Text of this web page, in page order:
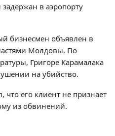
в аэропорту
бизнесмен объявлен в
Молдовы. По
Григоре Карамалака
на убийство.
что его клиент не признает
из обвинений.